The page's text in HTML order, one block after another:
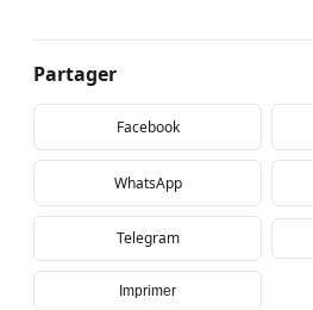
Partager
Facebook
WhatsApp
Telegram
Imprimer